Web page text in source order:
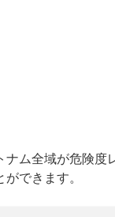
ナム全域が危険度
できます。